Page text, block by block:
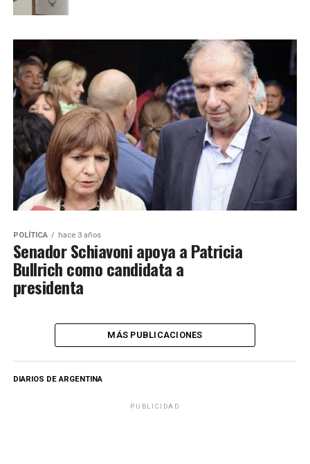
POLÍTICA hace 3 años
Senador Schiavoni apoya a Patricia
Bullrich como candidata a
presidenta
MÁS PUBLICACIONES
DIARIOS DE ARGENTINA
PUBLICIDAD